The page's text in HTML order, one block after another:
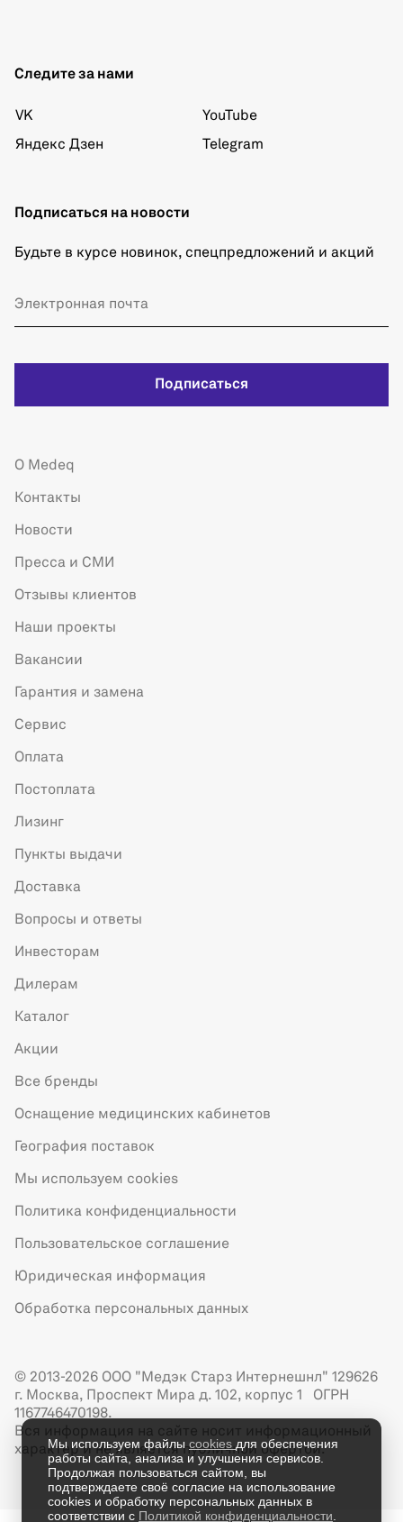
Следите за нами
VK
Яндекс Дзен
YouTube
Telegram
Подписаться на новости
Будьте в курсе новинок, спецпредложений и акций
Подписаться
О Medeq
Контакты
Новости
Пресса и СМИ
Отзывы клиентов
Наши проекты
Вакансии
Гарантия и замена
Сервис
Оплата
Постоплата
Лизинг
Пункты выдачи
Доставка
Вопросы и ответы
Инвесторам
Дилерам
Каталог
Акции
Все бренды
Оснащение медицинских кабинетов
География поставок
Мы используем cookies
Политика конфиденциальности
Пользовательское соглашение
Юридическая информация
Обработка персональных данных
© 2013-2026 ООО "Медэк Старз Интернешнл" 129626
г. Москва, Проспект Мира д. 102, корпус 1 ОГРН
1167746470198.
Вся информация на сайте носит информационный
характер и не является публичной офертой.
Мы используем файлыcookies для обеспечения
работы сайта, анализа и улучшения сервисов.
Продолжая пользоваться сайтом, вы
подтверждаете своё согласие на использование
cookies и обработку персональных данных в
соответствии с Политикой конфиденциальности